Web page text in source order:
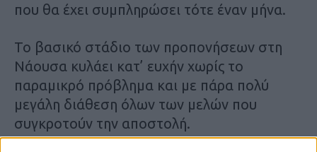
που θα έχει συμπληρώσει τότε έναν μήνα.
Το βασικό στάδιο των προπονήσεων στη
Νάουσα κυλάει κατ’ ευχήν χωρίς το
παραμικρό πρόβλημα και με πάρα πολύ
μεγάλη διάθεση όλων των μελών που
συγκροτούν την αποστολή.